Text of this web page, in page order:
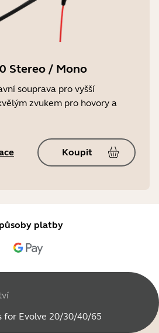
Stereo / Mono
souprava pro vyšší
zvukem pro hovory a
Koupit
platby
for Evolve 20/30/40/65